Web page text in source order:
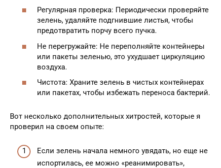
Регулярная проверка: Периодически проверяйте
зелень, удаляйте подгнившие листья, чтобы
предотвратить порчу всего пучка.
Не перегружайте: Не переполняйте контейнеры
или пакеты зеленью, это ухудшает циркуляцию
воздуха.
Чистота: Храните зелень в чистых контейнерах
или пакетах, чтобы избежать переноса бактерий.
Вот несколько дополнительных хитростей, которые я
проверил на своем опыте:
Если зелень начала немного увядать, но еще не
испортилась, ее можно «реанимировать»,